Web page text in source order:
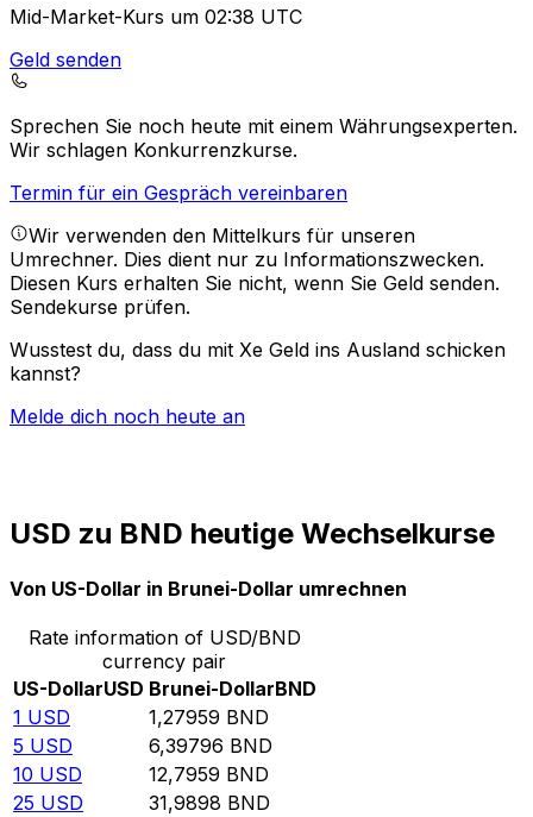
Mid-Market-Kurs um 02:38 UTC
Geld senden
Sprechen Sie noch heute mit einem Währungsexperten.
Wir schlagen Konkurrenzkurse.
Termin für ein Gespräch vereinbaren
Wir verwenden den Mittelkurs für unseren
Umrechner. Dies dient nur zu Informationszwecken.
Diesen Kurs erhalten Sie nicht, wenn Sie Geld senden.
Sendekurse prüfen.
Wusstest du, dass du mit Xe Geld ins Ausland schicken
kannst?
Melde dich noch heute an
USD zu BND heutige Wechselkurse
Von US-Dollar in Brunei-Dollar umrechnen
Rate information of USD/BND
currency pair
US-DollarUSD Brunei-DollarBND
1 USD 1,27959 BND
5 USD 6,39796 BND
10 USD 12,7959 BND
25 USD 31,9898 BND